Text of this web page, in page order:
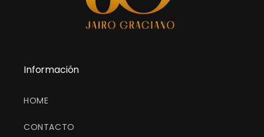
Información
HOME
CONTACTO